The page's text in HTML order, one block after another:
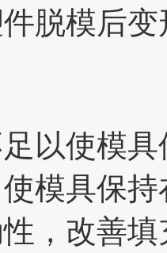
脱模后
以使模
模具保
，改善